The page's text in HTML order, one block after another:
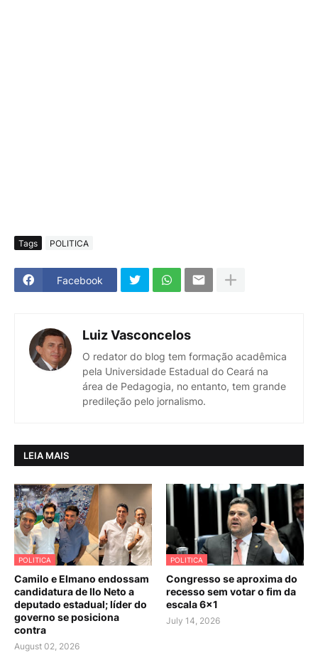
Tags POLITICA
Facebook
Luiz Vasconcelos
O redator do blog tem formação acadêmica
pela Universidade Estadual do Ceará na
área de Pedagogia, no entanto, tem grande
predileção pelo jornalismo.
LEIA MAIS
POLITICA
Camilo e Elmano endossam
candidatura de Ilo Neto a
deputado estadual; líder do
governo se posiciona
contra
August 02, 2026
POLITICA
Congresso se aproxima do
recesso sem votar o fim da
escala 6×1
July 14, 2026